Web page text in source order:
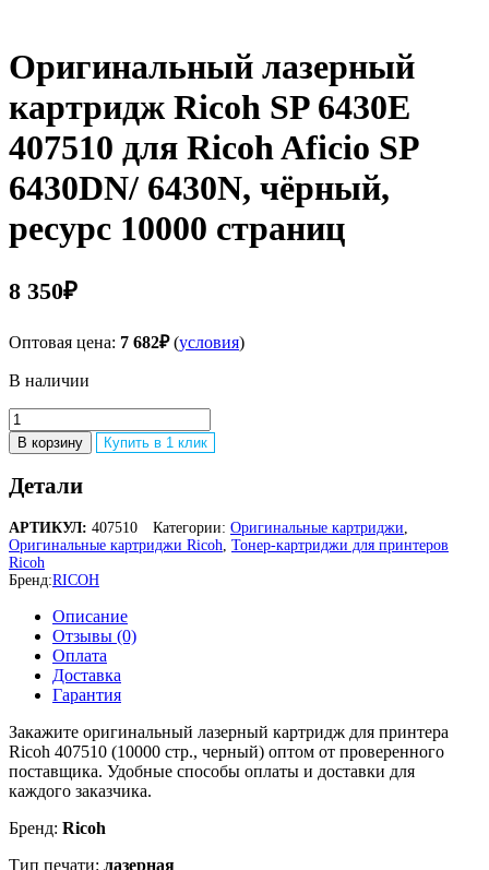
Оригинальный лазерный
картридж Ricoh SP 6430E
407510 для Ricoh Aficio SP
6430DN/ 6430N, чёрный,
ресурс 10000 страниц
8 350₽
Оптовая цена: 7 682₽(условия)
В наличии
Количество
товара
Оригинальный
лазерный
картридж
SP
6430E
407510
для
Ricoh
Aficio
6430DN/
6430N,
ресурс
10000
страниц
В корзину Купить в 1 клик
Детали
АРТИКУЛ: 407510 Категории: Оригинальные картриджи
Оригинальные картриджи Ricoh Тонер-картриджи для принтеров
Ricoh
Бренд:RICOH
Описание
Отзывы (0)
Оплата
Доставка
Гарантия
Закажите оригинальный лазерный картридж для принтера
Ricoh 407510 (10000 стр., черный) оптом от проверенного
поставщика. Удобные способы оплаты и доставки для
каждого заказчика.
Бренд: Ricoh
Тип печати: лазерная